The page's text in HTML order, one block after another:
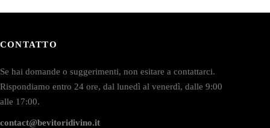
CONTATTO
Se hai domande o suggerimenti, non esitare a contattarci.
Rispondiamo entro 24 ore, dal lunedì al venerdì, dalle 9:00
alle 17:00.
contact@bevitoridivino.it